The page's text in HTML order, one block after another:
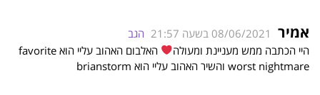
אמיר 08/06/2021 בשעה 21:57
הגב
היי הכתבה ממש מעניינת ומעולה
האלבום האהוב עליי הוא favorite
worst nightmare והשיר האהוב עליי הוא brianstorm